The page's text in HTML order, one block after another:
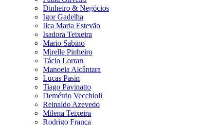
Dinheiro & Negócios
Igor Gadelha
Ilca Maria Estevão
Isadora Teixeira
Mario Sabino
Mirelle Pinheiro
Tácio Lorran
Manoela Alcântara
Lucas Pasin
Tiago Pavinatto
Demétrio Vecchioli
Reinaldo Azevedo
Milena Teixeira
Rodrigo França